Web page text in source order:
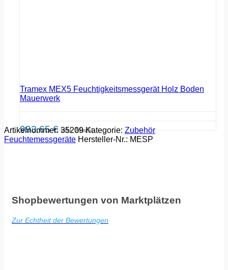
Tramex MEX5 Feuchtigkeitsmessgerät Holz Boden
Mauerwerk
993,65€ inkl. MwSt.
Artikelnummer: 35209 Kategorie: Zubehör
Feuchtemessgeräte Hersteller-Nr.: MESP
Shopbewertungen von Marktplätzen
Zur Echtheit der Bewertungen